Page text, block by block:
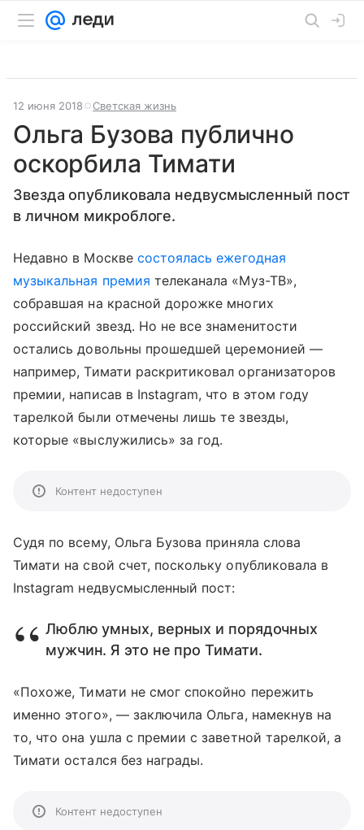
12 июня 2018 Светская жизнь
Ольга Бузова публично
оскорбила Тимати
Звезда опубликовала недвусмысленный пост
в личном микроблоге.
Недавно в Москве состоялась ежегодная
музыкальная премия телеканала «Муз-ТВ»,
собравшая на красной дорожке многих
российский звезд. Но не все знаменитости
остались довольны прошедшей церемонией —
например, Тимати раскритиковал организаторов
премии, написав в Instagram, что в этом году
тарелкой были отмечены лишь те звезды,
которые «выслужились» за год.
Контент недоступен
Судя по всему, Ольга Бузова приняла слова
Тимати на свой счет, поскольку опубликовала в
Instagram недвусмысленный пост:
Люблю умных, верных и порядочных
мужчин. Я это не про Тимати.
«Похоже, Тимати не смог спокойно пережить
именно этого», — заключила Ольга, намекнув на
то, что она ушла с премии с заветной тарелкой, а
Тимати остался без награды.
Контент недоступен